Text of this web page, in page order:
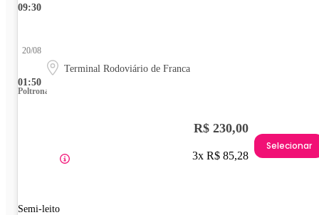
09:30
01:50
20/08
Terminal Rodoviário de Franca
Poltrona
Semi-leito
R$ 230,00
3x R$ 85,28
Selecionar